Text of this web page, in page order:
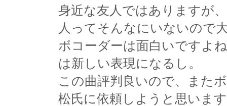
身近な友人ではありますが
人ってそんなにいないので
ボコーダーは面白いですよ
は新しい表現になるし。
この曲評判良いので、また
松氏に依頼しようと思いま